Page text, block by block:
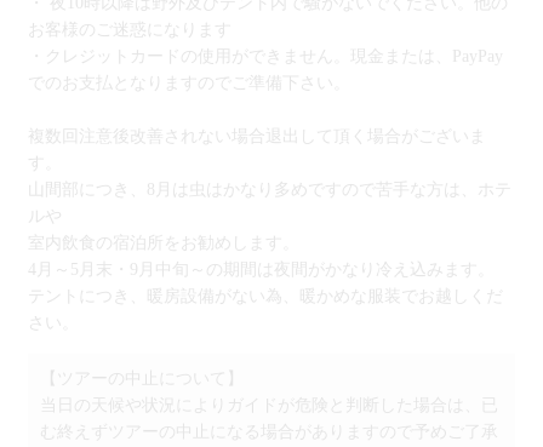
お客様のご迷惑になります
・クレジットカードの使用ができません。現金または、PayPay
でのお支払となりますのでご準備下さい。
複数回注意後改善されない場合退出して頂く場合がございま
す。
山間部につき、8月は虫はかなり多めですので苦手な方は、ホテ
ルや
室内飲食の宿泊所をお勧めします。
4月～5月末・9月中旬～の期間は夜間がかなり冷え込みます。
テントにつき、暖房設備がない為、暖かめな服装でお越しくだ
さい。
【ツアーの中止について】
当日の天候や状況によりガイドが危険と判断した場合は、已
む終えずツアーの中止になる場合がありますので予めご了承